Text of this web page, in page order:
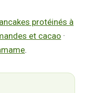
protéinés à
et cacao ·
.